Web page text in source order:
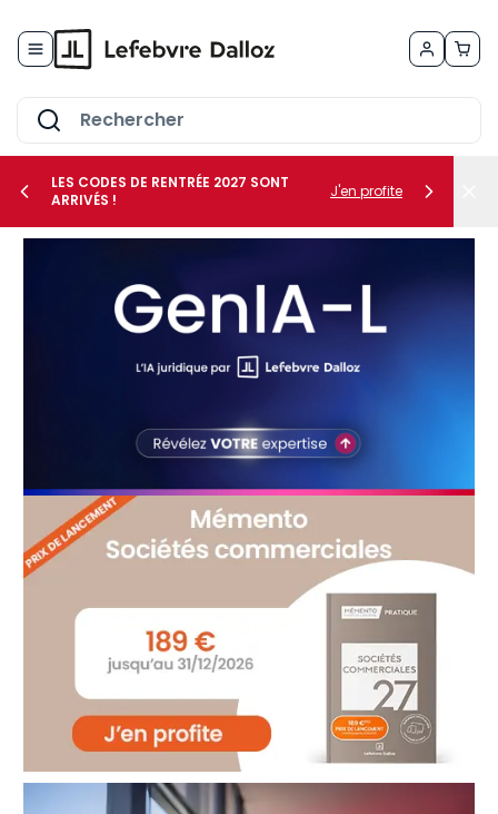
le sous-menu Vos besoins
LES CODES DE RENTRÉE 2027 SONT
ARRIVÉS !
J'en profite